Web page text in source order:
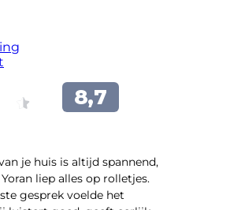
je huis is altijd spannend,
liep alles op rolletjes.
gesprek voelde het